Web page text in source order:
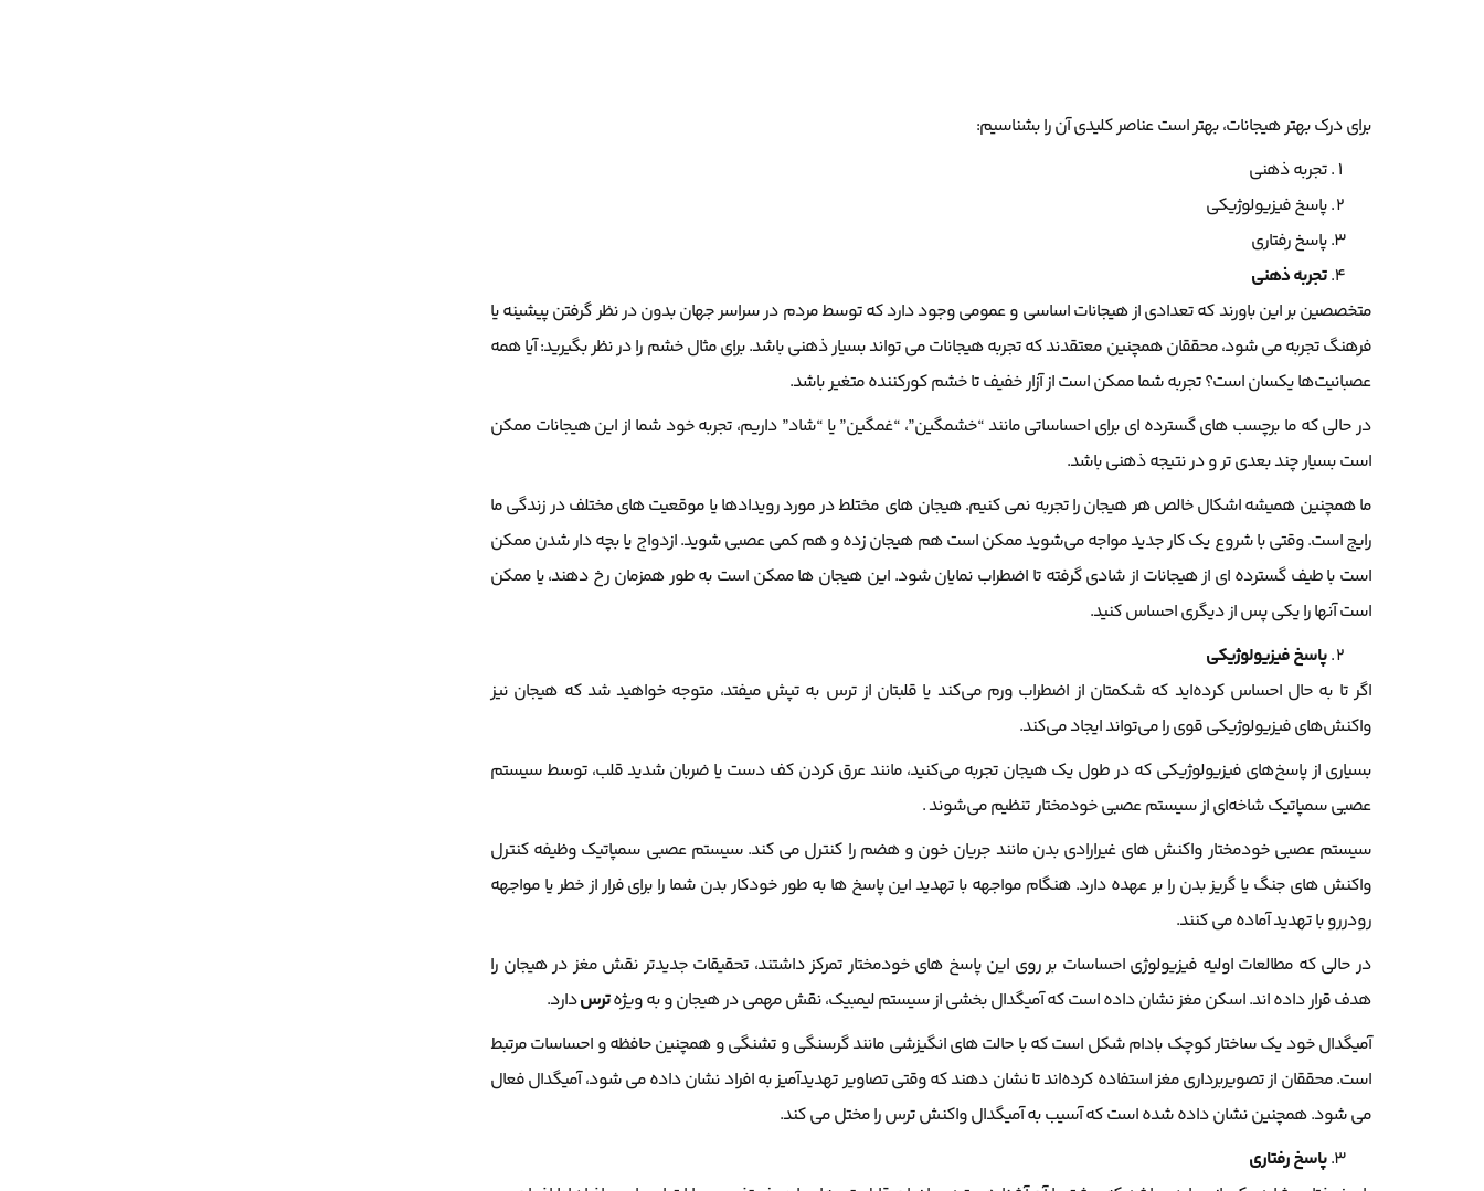
برای درک بهتر هیجانات، بهتر است عناصر کلیدی آن را بشناسیم:
تجربه ذهنی
پاسخ فیزیولوژیکی
پاسخ رفتاری
تجربه ذهنی
متخصصین بر این باورند که تعدادی از هیجانات اساسی و عمومی وجود دارد که توسط مردم در سراسر جهان بدون در نظر گرفتن پیشینه یا
فرهنگ تجربه می شود، محققان همچنین معتقدند که تجربه هیجانات می تواند بسیار ذهنی باشد. برای مثال خشم را در نظر بگیرید: آیا همه
عصبانیت‌ها یکسان است؟ تجربه شما ممکن است از آزار خفیف تا خشم کورکننده متغیر باشد.
در حالی که ما برچسب های گسترده ای برای احساساتی مانند “خشمگین”، “غمگین” یا “شاد” داریم، تجربه خود شما از این هیجانات ممکن
است بسیار چند بعدی تر و در نتیجه ذهنی باشد.
ما همچنین همیشه اشکال خالص هر هیجان را تجربه نمی کنیم. هیجان های مختلط در مورد رویدادها یا موقعیت های مختلف در زندگی ما
رایج است. وقتی با شروع یک کار جدید مواجه می‌شوید ممکن است هم هیجان زده و هم کمی عصبی شوید. ازدواج یا بچه دار شدن ممکن
است با طیف گسترده ای از هیجانات از شادی گرفته تا اضطراب نمایان شود. این هیجان ها ممکن است به طور همزمان رخ دهند، یا ممکن
است آنها را یکی پس از دیگری احساس کنید.
پاسخ فیزیولوژیکی
اگر تا به حال احساس کرده‌اید که شکمتان از اضطراب ورم می‌کند یا قلبتان از ترس به تپش میفتد، متوجه خواهید شد که هیجان نیز
واکنش‌های فیزیولوژیکی قوی را می‌تواند ایجاد می‌کند.
بسیاری از پاسخ‌های فیزیولوژیکی که در طول یک هیجان تجربه می‌کنید، مانند عرق کردن کف دست یا ضربان شدید قلب، توسط سیستم
عصبی سمپاتیک شاخه‌ای از سیستم عصبی خودمختار تنظیم می‌شوند .
سیستم عصبی خودمختار واکنش های غیرارادی بدن مانند جریان خون و هضم را کنترل می کند. سیستم عصبی سمپاتیک وظیفه کنترل
واکنش های جنگ یا گریز بدن را بر عهده دارد. هنگام مواجهه با تهدید این پاسخ ها به طور خودکار بدن شما را برای فرار از خطر یا مواجهه
رودررو با تهدید آماده می کنند.
در حالی که مطالعات اولیه فیزیولوژی احساسات بر روی این پاسخ های خودمختار تمرکز داشتند، تحقیقات جدیدتر نقش مغز در هیجان را
هدف قرار داده اند. اسکن مغز نشان داده است که آمیگدال بخشی از سیستم لیمبیک، نقش مهمی در هیجان و به ویژهترسدارد.
آمیگدال خود یک ساختار کوچک بادام شکل است که با حالت های انگیزشی مانند گرسنگی و تشنگی و همچنین حافظه و احساسات مرتبط
است. محققان از تصویربرداری مغز استفاده کرده‌اند تا نشان دهند که وقتی تصاویر تهدیدآمیز به افراد نشان داده می شود، آمیگدال فعال
می شود. همچنین نشان داده شده است که آسیب به آمیگدال واکنش ترس را مختل می کند.
پاسخ رفتاری